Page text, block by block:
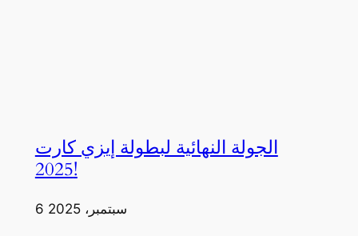
الجولة النهائية لبطولة إيزي كارت
2025!
6 سبتمبر، 2025